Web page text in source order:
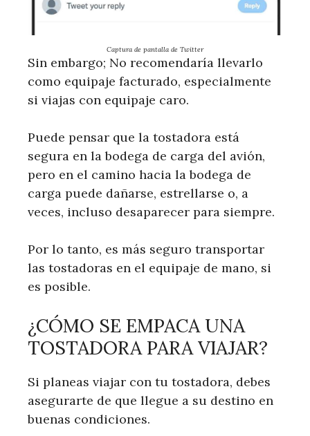
Captura de pantalla de Twitter
Sin embargo; No recomendaría llevarlo
como equipaje facturado, especialmente
si viajas con equipaje caro.
Puede pensar que la tostadora está
segura en la bodega de carga del avión,
pero en el camino hacia la bodega de
carga puede dañarse, estrellarse o, a
veces, incluso desaparecer para siempre.
Por lo tanto, es más seguro transportar
las tostadoras en el equipaje de mano, si
es posible.
¿CÓMO SE EMPACA UNA
TOSTADORA PARA VIAJAR?
Si planeas viajar con tu tostadora, debes
asegurarte de que llegue a su destino en
buenas condiciones.